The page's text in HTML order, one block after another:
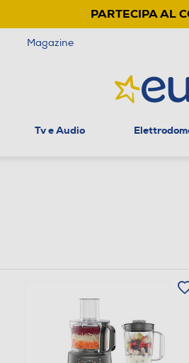
PARTECIPA AL
Magazine
Tv e Audio